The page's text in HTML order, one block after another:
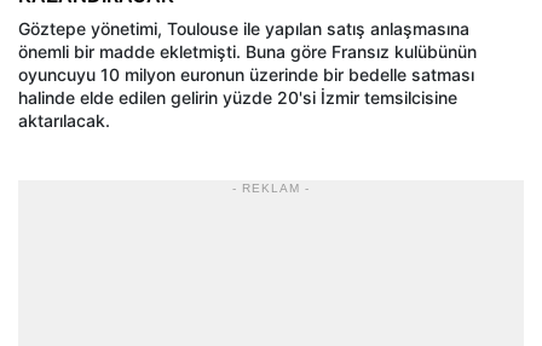
Göztepe yönetimi, Toulouse ile yapılan satış anlaşmasına
önemli bir madde ekletmişti. Buna göre Fransız kulübünün
oyuncuyu 10 milyon euronun üzerinde bir bedelle satması
halinde elde edilen gelirin yüzde 20'si İzmir temsilcisine
aktarılacak.
- REKLAM -